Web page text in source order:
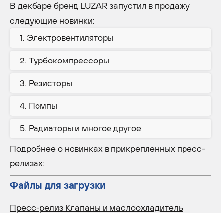
В декбаре бренд LUZAR запустил в продажу
следующие новинки:
Электровентиляторы
Турбокомпрессоры
Резисторы
Помпы
Радиаторы и многое другое
Подробнее о новинках в прикрепленных пресс-
релизах:
Файлы для загрузки
Пресс-релиз Клапаны и маслоохладитель